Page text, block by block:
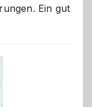
Ein gut